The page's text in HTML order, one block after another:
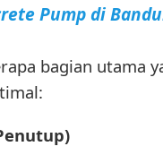
Pump di
bagian utama